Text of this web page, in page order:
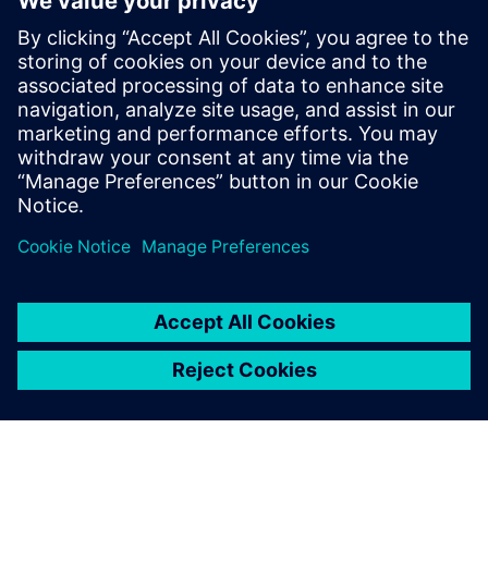
proizvode
Dodatne informacije i resursi
Više informacija